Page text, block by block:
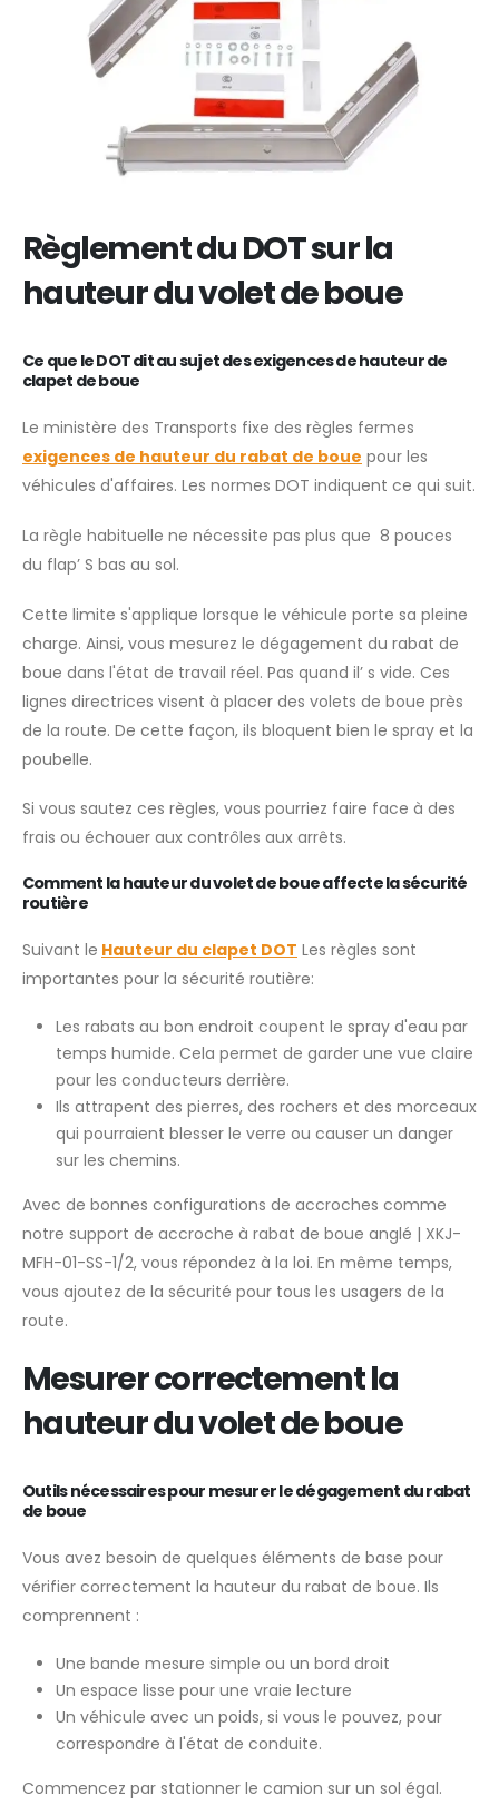
Règlement du DOT sur la
hauteur du volet de boue
Ce que le DOT dit au sujet des exigences de hauteur de
clapet de boue
Le ministère des Transports fixe des règles fermes
exigences de hauteur du rabat de boue pour les
véhicules d'affaires. Les normes DOT indiquent ce qui suit.
La règle habituelle ne nécessite pas plus que 8 pouces
du flap’ S bas au sol.
Cette limite s'applique lorsque le véhicule porte sa pleine
charge. Ainsi, vous mesurez le dégagement du rabat de
boue dans l'état de travail réel. Pas quand il’ s vide. Ces
lignes directrices visent à placer des volets de boue près
de la route. De cette façon, ils bloquent bien le spray et la
poubelle.
Si vous sautez ces règles, vous pourriez faire face à des
frais ou échouer aux contrôles aux arrêts.
Comment la hauteur du volet de boue affecte la sécurité
routière
Suivant le Hauteur du clapet DOT Les règles sont
importantes pour la sécurité routière:
Les rabats au bon endroit coupent le spray d'eau par
temps humide. Cela permet de garder une vue claire
pour les conducteurs derrière.
Ils attrapent des pierres, des rochers et des morceaux
qui pourraient blesser le verre ou causer un danger
sur les chemins.
Avec de bonnes configurations de accroches comme
notre support de accroche à rabat de boue anglé | XKJ-
MFH-01-SS-1/2, vous répondez à la loi. En même temps,
vous ajoutez de la sécurité pour tous les usagers de la
route.
Mesurer correctement la
hauteur du volet de boue
Outils nécessaires pour mesurer le dégagement du rabat
de boue
Vous avez besoin de quelques éléments de base pour
vérifier correctement la hauteur du rabat de boue. Ils
comprennent :
Une bande mesure simple ou un bord droit
Un espace lisse pour une vraie lecture
Un véhicule avec un poids, si vous le pouvez, pour
correspondre à l'état de conduite.
Commencez par stationner le camion sur un sol égal.